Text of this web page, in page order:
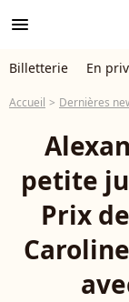
menu
Billetterie En
Accueil Dernières
petite
Prix